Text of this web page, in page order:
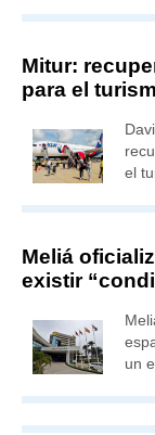
Mitur:
para el
el
Meliá
existir
un